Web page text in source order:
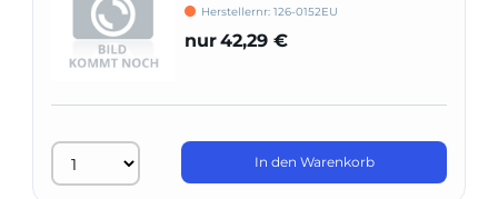
Herstellernr: 126-0152EU
nur42,29 €
In den Warenkorb